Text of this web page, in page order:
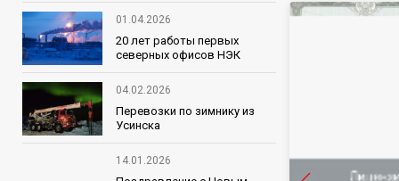
"НОВАЯ КАРТА ЕВРОПЫ автора Н.
Гравюра на меди, раскрашенная
Карта из коллекции Группы
01.04.2026
20 лет работы первых
северных офисов НЭК
04.02.2026
Перевозки по зимнику из
Усинска
14.01.2026 Ликвидация чрезвычайных ситуаций